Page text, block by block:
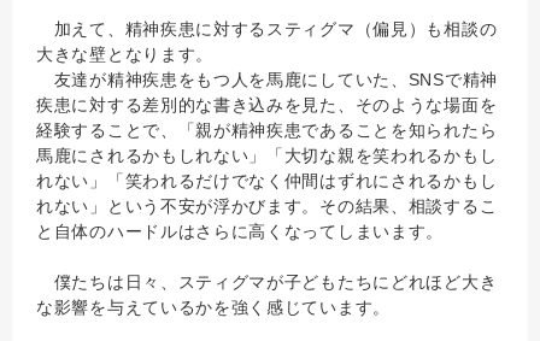
加えて、精神疾患に対するスティグマ（偏見）も相談の
大きな壁となります。
友達が精神疾患をもつ人を馬鹿にしていた、SNSで精神
疾患に対する差別的な書き込みを見た、そのような場面を
経験することで、「親が精神疾患であることを知られたら
馬鹿にされるかもしれない」「大切な親を笑われるかもし
れない」「笑われるだけでなく仲間はずれにされるかもし
れない」という不安が浮かびます。その結果、相談するこ
と自体のハードルはさらに高くなってしまいます。
僕たちは日々、スティグマが子どもたちにどれほど大き
な影響を与えているかを強く感じています。